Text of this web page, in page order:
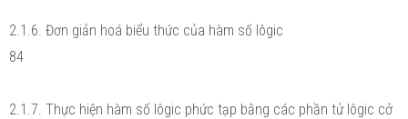
2.1.6. Đơn giản hoá biểu thức của hàm số lôgic
84
2.1.7. Thực hiện hàm số lôgic phức tạp bằng các phần tử lôgic cở